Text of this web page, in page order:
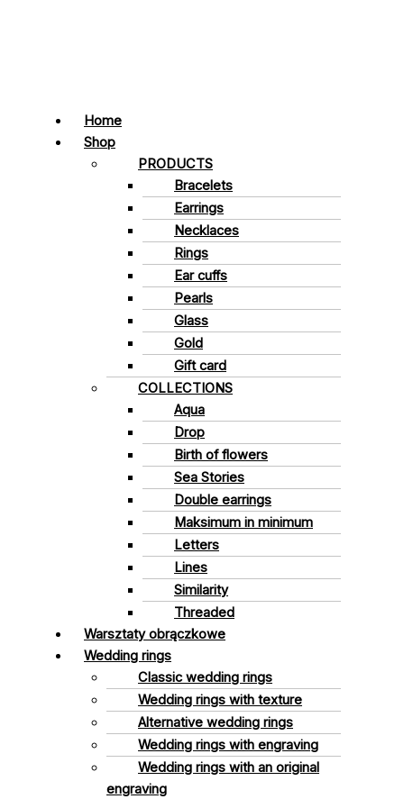
Home
Shop
PRODUCTS
Bracelets
Earrings
Necklaces
Rings
Ear cuffs
Pearls
Glass
Gold
Gift card
COLLECTIONS
Aqua
Drop
Birth of flowers
Sea Stories
Double earrings
Maksimum in minimum
Letters
Lines
Similarity
Threaded
Warsztaty obrączkowe
Wedding rings
Classic wedding rings
Wedding rings with texture
Alternative wedding rings
Wedding rings with engraving
Wedding rings with an original
engraving